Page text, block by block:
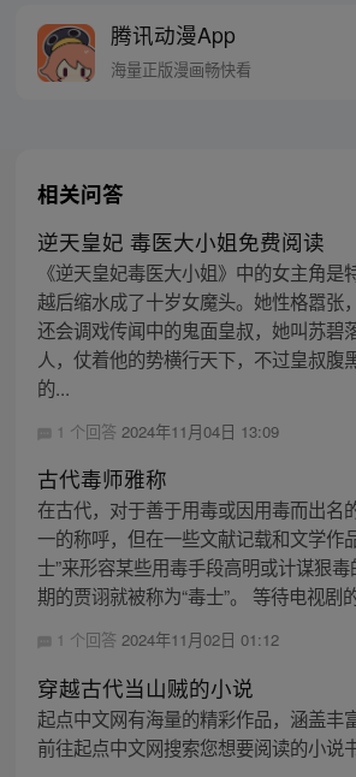
腾讯动漫App
海量正版漫画畅快看
相关问答
逆天皇妃 毒医大小姐免费阅读
《逆天皇妃毒医大小姐》中的女主角是
越后缩水成了十岁女魔头。她性格嚣张
还会调戏传闻中的鬼面皇叔，她叫苏碧
人，仗着他的势横行天下，不过皇叔腹
的...
1 个回答 2024年11月04日 13:09
古代毒师雅称
在古代，对于善于用毒或因用毒而出名
一的称呼，但在一些文献记载和文学作
士”来形容某些用毒手段高明或计谋狠
期的贾诩就被称为“毒士”。 等待电视剧
1 个回答 2024年11月02日 01:12
穿越古代当山贼的小说
起点中文网有海量的精彩作品，涵盖丰
前往起点中文网搜索您想要阅读的小说